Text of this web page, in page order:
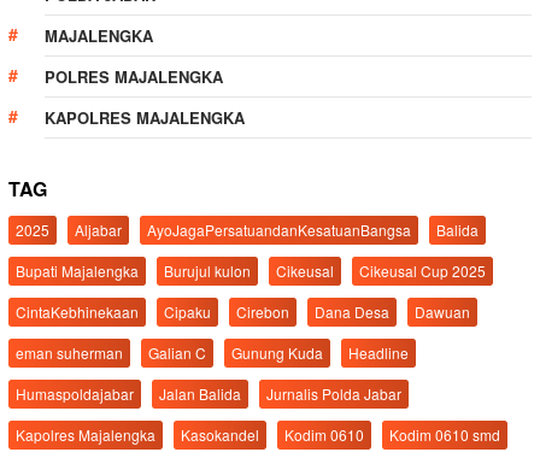
MAJALENGKA
POLRES MAJALENGKA
KAPOLRES MAJALENGKA
TAG
2025 Aljabar AyoJagaPersatuandanKesatuanBangsa
Balida
Bupati Majalengka
Burujul kulon Cikeusal
Cikeusal Cup 2025
CintaKebhinekaan
Cipaku Cirebon Dana Desa
Dawuan
eman suherman
Galian C Gunung Kuda
Headline
Humaspoldajabar
Jalan Balida
Jurnalis Polda Jabar
Kapolres Majalengka
Kasokandel Kodim 0610
Kodim 0610 smd